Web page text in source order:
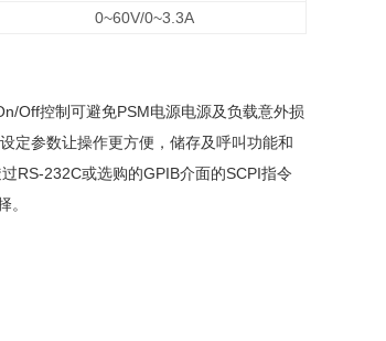
0~60V/0~3.3A
Off控制可避免PSM电源电源及负载意外损
定参数让操作更方便，储存及呼叫功能和
RS-232C或选购的GPIB介面的SCPI指令
。